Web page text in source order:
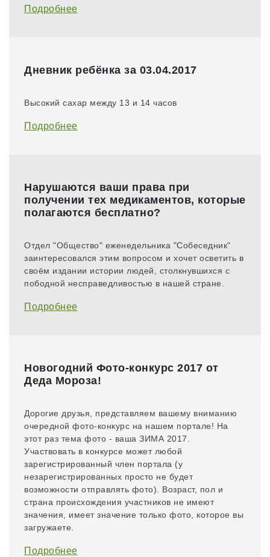
понимать, что такое Диабет, как с ним жить и даже
Подробнее
Дневник ребёнка за 03.04.2017
Высокий сахар между 13 и 14 часов
Подробнее
Нарушаются ваши права при
получении тех медикаментов, которые
полагаются бесплатно?
Отдел "Общество" еженедельника "Собеседник"
заинтересовался этим вопросом и хочет осветить в
своём издании истории людей, столкнувшихся с
пободной несправедливостью в нашей стране.
Подробнее
Новогодний Фото-конкурс 2017 от
Деда Мороза!
Дорогие друзья, представляем вашему вниманию
очередной фото-конкурс на нашем портале! На
этот раз тема фото - ваша ЗИМА 2017.
Участвовать в конкурсе может любой
зарегистрированный член портала (у
незарегистрированных просто не будет
возможности отправлять фото). Возраст, пол и
страна происхождения участников не имеют
значения, имеет значение только фото, которое вы
загружаете.
Подробнее